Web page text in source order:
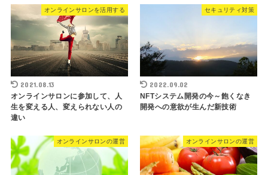
オンラインサロンを活用する
2021.08.13
オンラインサロンに参加して、人
生を変える人、変えられない人の
違い
セキュリティ対策
2022.09.02
NFTシステム開発の今～飽くなき
開発への意欲が生んだ新技術
オンラインサロンの運営 オンラインサロンの運営